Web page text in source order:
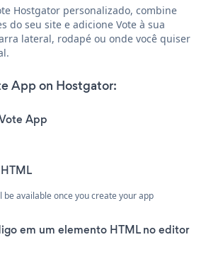
Hostgator personalizado, combine
do seu site e adicione Vote à sua
lateral, rodapé ou onde você quiser
App on Hostgator:
App
be available once you create your app
em um elemento HTML no editor